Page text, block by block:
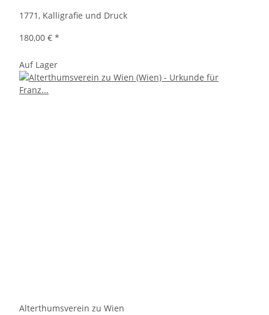
1771, Kalligrafie und Druck
180,00 € *
Auf Lager
Alterthumsverein zu Wien